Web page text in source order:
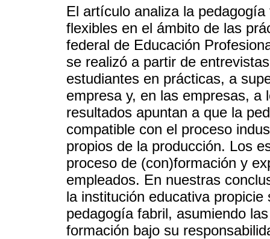
El artículo analiza la
flexibles en el ámbito de las
federal de Educación
se realizó a partir de
estudiantes en prácticas, a
empresa y, en las empresas, a
resultados apuntan a que la
compatible con el proceso
propios de la producción. Los
proceso de (con)formación y
empleados. En nuestras
la institución educativa
pedagogía fabril, asumiendo
formación bajo su